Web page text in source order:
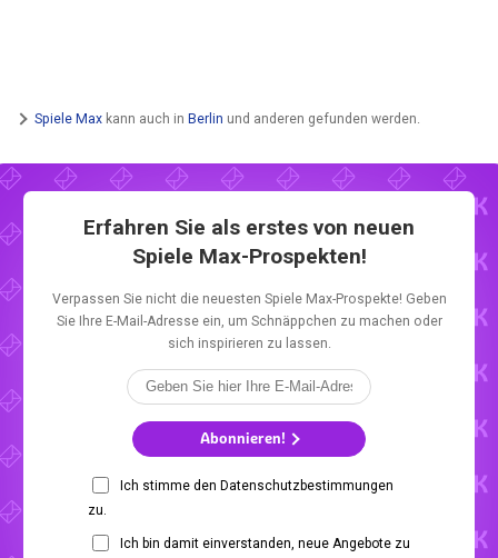
Spiele Max kann auch in Berlin und anderen gefunden werden.
Erfahren Sie als erstes von neuen
Spiele Max-Prospekten!
Verpassen Sie nicht die neuesten Spiele Max-Prospekte! Geben
Sie Ihre E-Mail-Adresse ein, um Schnäppchen zu machen oder
sich inspirieren zu lassen.
Abonnieren!
Ich stimme den Datenschutzbestimmungen
zu.
Ich bin damit einverstanden, neue Angebote zu